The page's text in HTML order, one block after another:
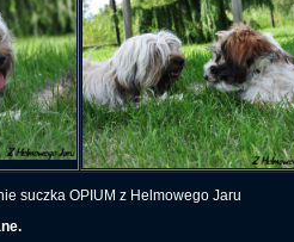
suczka OPIUM z Helmowego Jaru